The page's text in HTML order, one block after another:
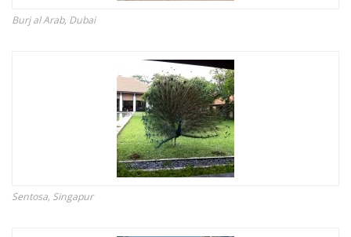
Burj al Arab, Dubai
Sentosa, Singapur